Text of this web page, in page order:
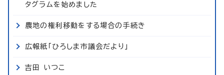
タグラムを始めました
農地の権利移動をする場合の手続き
広報紙「ひろしま市議会だより」
吉田 いつこ